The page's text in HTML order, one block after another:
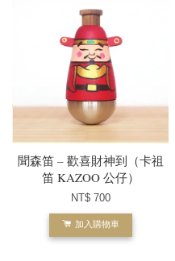
聞森笛 – 歡喜財神到（卡祖
笛 KAZOO 公仔）
NT$ 700
加入購物車